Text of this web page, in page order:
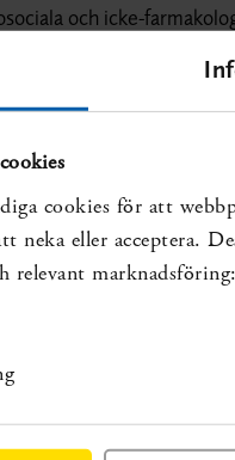
cookies för att
neka eller acceptera.
marknadsföring:
och icke-
(stödsamtal eller
metoder,
relevanta effekter eller
hög kvalitet, liksom
läkemedels
SSRI, sertralin och
dem inte.
i grupp och med